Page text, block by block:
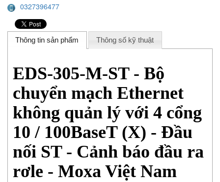
0327396477
Thông tin sản phẩm Thông số kỹ thuật
EDS-305-M-ST - Bộ
chuyển mạch Ethernet
không quản lý với 4 cổng
10 / 100BaseT (X) - Đầu
nối ST - Cảnh báo đầu ra
rơle - Moxa Việt Nam